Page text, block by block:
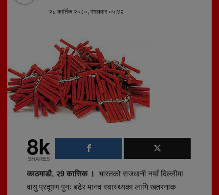
२८ कार्तिक २०८०, मंगलवार ०५:४२
8k
SHARES
काठमाडौ, २9 कात्तिक ।
भारतको राजधानी नयाँ दिल्लीमा
वायु प्रदूषण पुनः बढेर मानव स्वास्थ्यका लागि खतरनाक